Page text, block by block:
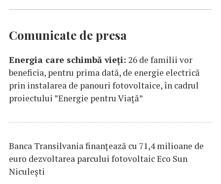
Comunicate de presa
Energia care schimbă vieți: 26 de familii vor
beneficia, pentru prima dată, de energie electrică
prin instalarea de panouri fotovoltaice, în cadrul
proiectului ”Energie pentru Viață”
Banca Transilvania finanțează cu 71,4 milioane de
euro dezvoltarea parcului fotovoltaic Eco Sun
Niculești